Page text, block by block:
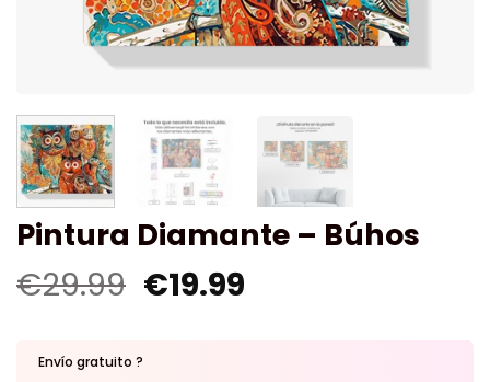
Pintura Diamante – Búhos
€29.99 €19.99
Envío gratuito ?